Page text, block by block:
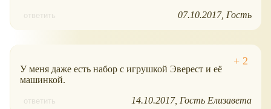
ответить 07.10.2017 Гость
У меня даже есть набор с игрушкой Эверест и её
машинкой.
ответить 14.10.2017 Гость Елизавета